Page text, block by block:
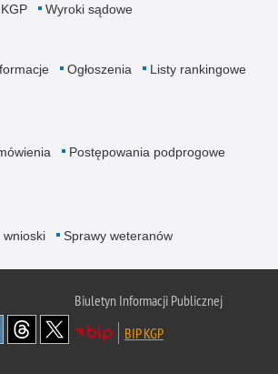
Wyroki sądowe
Ogłoszenia
Listy rankingowe
Postępowania podprogowe
wnioski Sprawy weteranów
Biuletyn Informacji Publicznej
BIP KGP